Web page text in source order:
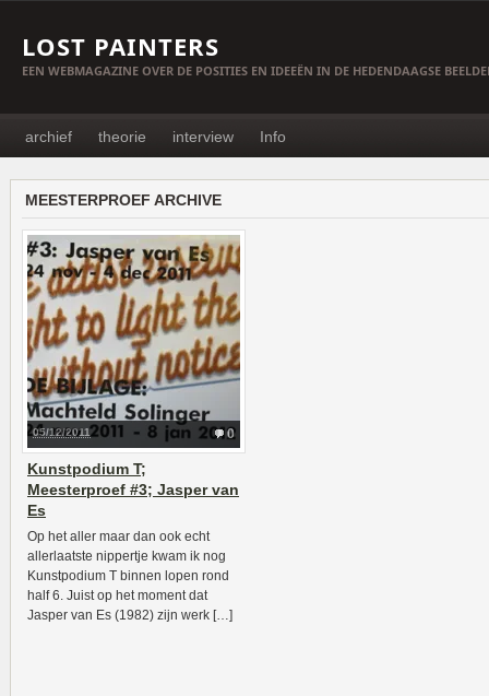
LOST PAINTERS
EEN WEBMAGAZINE OVER DE POSITIES EN IDEEËN IN DE HEDENDAAGSE
archief theorie interview Info
MEESTERPROEF ARCHIVE
0
05/12/2011
Kunstpodium T;
Meesterproef #3; Jasper van
Es
Op het aller maar dan ook echt
allerlaatste nippertje kwam ik nog
Kunstpodium T binnen lopen rond
half 6. Juist op het moment dat
Jasper van Es (1982) zijn werk […]